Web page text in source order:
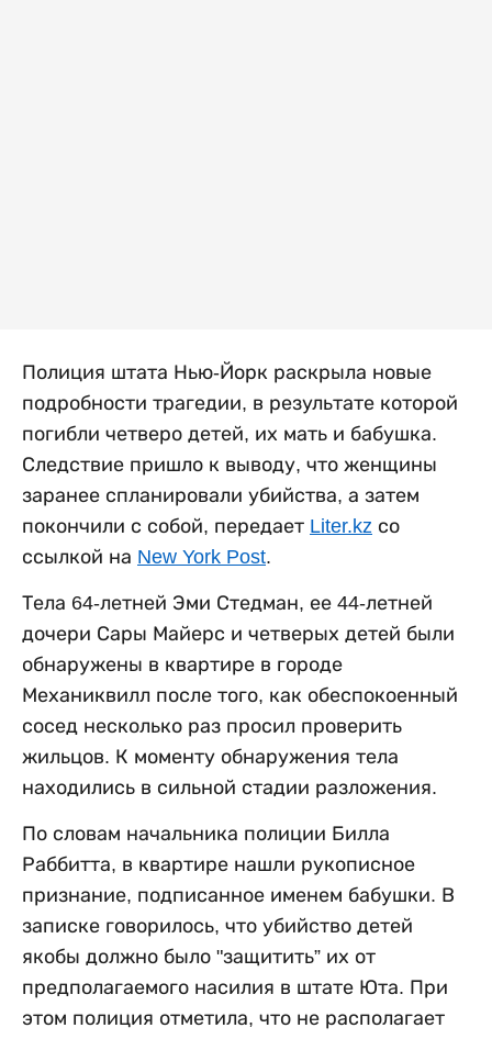
Полиция штата Нью-Йорк раскрыла новые
подробности трагедии, в результате которой
погибли четверо детей, их мать и бабушка.
Следствие пришло к выводу, что женщины
заранее спланировали убийства, а затем
покончили с собой, передает Liter.kz со
ссылкой на New York Post.
Тела 64-летней Эми Стедман, ее 44-летней
дочери Сары Майерс и четверых детей были
обнаружены в квартире в городе
Механиквилл после того, как обеспокоенный
сосед несколько раз просил проверить
жильцов. К моменту обнаружения тела
находились в сильной стадии разложения.
По словам начальника полиции Билла
Раббитта, в квартире нашли рукописное
признание, подписанное именем бабушки. В
записке говорилось, что убийство детей
якобы должно было "защитить” их от
предполагаемого насилия в штате Юта. При
этом полиция отметила, что не располагает